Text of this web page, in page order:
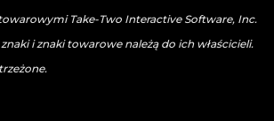
Take-Two Interactive Software, Inc.
i znaki towarowe należą do ich właścicieli.